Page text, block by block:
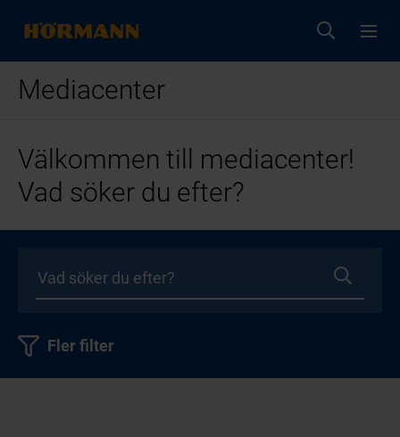
Mediacenter
Välkommen till mediacenter!
Vad söker du efter?
Fler filter